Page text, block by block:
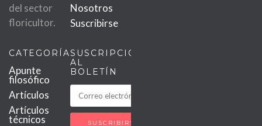
del sector
floricultor.
Nosotros
Suscribirse
CATEGORÍAS
Apunte
filosófico
Artículos
Artículos
técnicos
SUSCRIPCIÓN
AL
BOLETÍN